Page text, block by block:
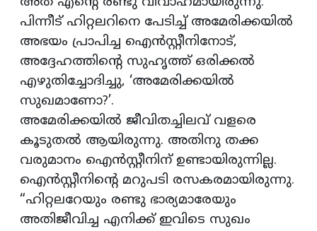
പിന്നീട് ഹിറ്റലറിനെ പേടിച്ച് അമേരിക്കയില്‍
അഭയം പ്രാപിച്ച ഐന്‍സ്റ്റീനിനോട്,
അദ്ദേഹത്തിന്റെ സുഹൃത്ത് ഒരിക്കല്‍
എഴുതിച്ചോദിച്ചു, ‘അമേരിക്കയില്‍
സുഖമാണോ?’.
അമേരിക്കയില്‍ ജീവിതച്ചിലവ് വളരെ
കൂടുതല്‍ ആയിരുന്നു. അതിനു തക്ക
വരുമാനം ഐന്‍സ്റ്റീനിന് ഉണ്ടായിരുന്നില്ല.
ഐന്‍സ്റ്റീനിന്റെ മറുപടി രസകരമായിരുന്നു.
“ഹിറ്റലറേയും രണ്ടു ഭാര്യമാരേയും
അതിജീവിച്ച എനിക്ക് ഇവിടെ സുഖം